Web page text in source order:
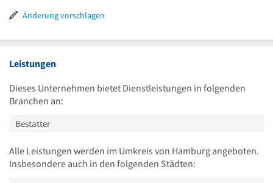
Uhr
Änderung vorschlagen
Leistungen
Dieses Unternehmen bietet Dienstleistungen in folgenden
Branchen an:
Bestatter
Alle Leistungen werden im Umkreis von Hamburg angeboten.
Insbesondere auch in den folgenden Städten: